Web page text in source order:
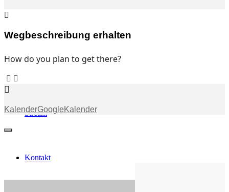
Gemeinde Hameln
MBG Hameln
Stream
Kontakt
Wegbeschreibung erhalten
How do you plan to get there?
KalenderGoogleKalender